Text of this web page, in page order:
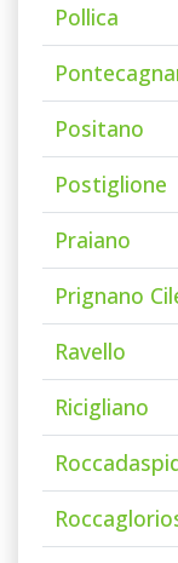
Pollica
Positano
Postiglione
Praiano
Prignano
Ravello
Ricigliano